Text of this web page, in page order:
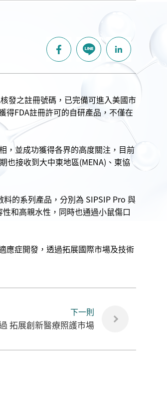
發之註冊號碼，已完備可進入美國市
得FDA註冊許可的自研產品，不僅在
，並成功獲得各界的高度關注，目前
也接收到大中東地區(MENA)、東協
的系列產品，分別為 SIPSIP Pro 與
和高親水性，同時也通過小鼠傷口
應症開發，透過拓展國際市場及技術
下一則
拓展創新醫療照護市場